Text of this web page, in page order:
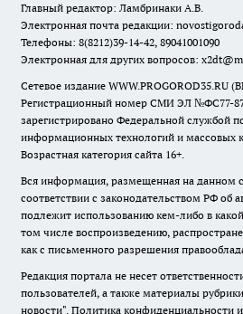
Главный редактор: Ламбринаки А.В.
Электронная почта редакции:
Телефоны: 8(8212)39-14-42, 89041001090
Электронная для других вопросов:
Сетевое издание
Регистрационный номер СМИ ЭЛ №ФС77-
зарегистрировано Федеральной службой
информационных технологий и массовых
Возрастная категория сайта 16+.
Вся информация, размещенная на данном
соответствии с законодательством РФ об
подлежит использованию кем-либо в
том числе воспроизведению,
как с письменного разрешения
Редакция портала не несет
пользователей, а также материалы
новости". Политика конфиденциальности